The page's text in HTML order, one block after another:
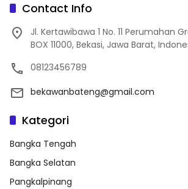
Contact Info
Jl. Kertawibawa 1 No. 11 Perumahan
BOX 11000, Bekasi, Jawa Barat,
08123456789
bekawanbateng@gmail.com
Kategori
Bangka Tengah
Bangka Selatan
Pangkalpinang